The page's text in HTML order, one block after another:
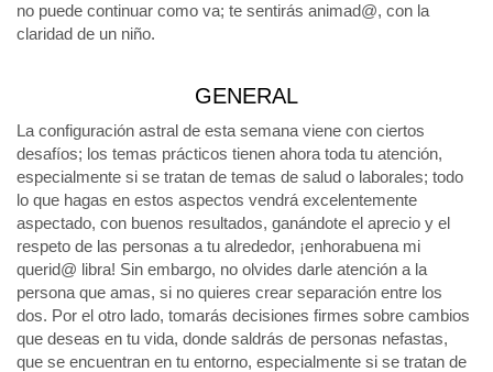
no puede continuar como va; te sentirás animad@, con la
claridad de un niño.
GENERAL
La configuración astral de esta semana viene con ciertos
desafíos; los temas prácticos tienen ahora toda tu atención,
especialmente si se tratan de temas de salud o laborales; todo
lo que hagas en estos aspectos vendrá excelentemente
aspectado, con buenos resultados, ganándote el aprecio y el
respeto de las personas a tu alrededor, ¡enhorabuena mi
querid@ libra! Sin embargo, no olvides darle atención a la
persona que amas, si no quieres crear separación entre los
dos. Por el otro lado, tomarás decisiones firmes sobre cambios
que deseas en tu vida, donde saldrás de personas nefastas,
que se encuentran en tu entorno, especialmente si se tratan de